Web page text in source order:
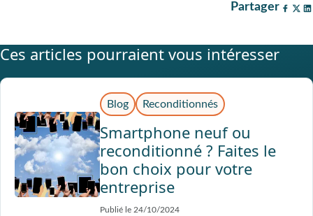
Partager
Ces articles pourraient vous intéresser
Blog Reconditionnés
Smartphone neuf ou
reconditionné ? Faites le
bon choix pour votre
entreprise
Publié le 24/10/2024